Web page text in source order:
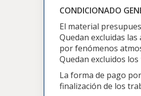
CONDICIONADO
El material
Quedan excluidas
por fenómenos
Quedan excluidos
La forma de pago
finalización de los